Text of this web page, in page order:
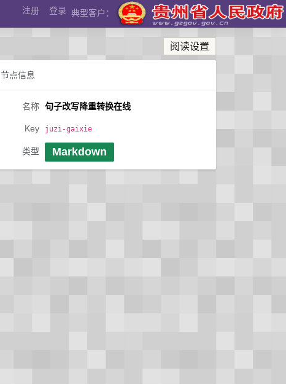
注册 登录 典型客户：
阅读设置
节点信息
名称 句子改写降重转换在线
Key juzi-gaixie
类型 Markdown